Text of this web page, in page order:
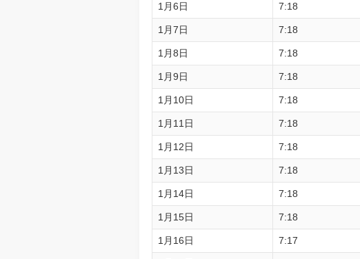
1月6日 7:18
1月7日 7:18
1月8日 7:18
1月9日 7:18
1月10日 7:18
1月11日 7:18
1月12日 7:18
1月13日 7:18
1月14日 7:18
1月15日 7:18
1月16日 7:17